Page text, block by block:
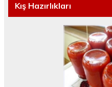
Kış Hazırlıkları